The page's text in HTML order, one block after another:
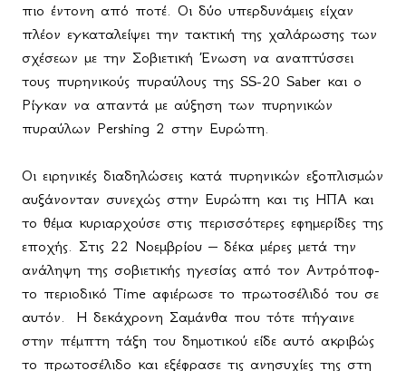
πιο έντονη από ποτέ. Οι δύο υπερδυνάμεις είχαν
πλέον εγκαταλείψει την τακτική της χαλάρωσης των
σχέσεων με την Σοβιετική Ένωση να αναπτύσσει
τους πυρηνικούς πυραύλους της SS-20 Saber και ο
Ρίγκαν να απαντά με αύξηση των πυρηνικών
πυραύλων Pershing 2 στην Ευρώπη.
Οι ειρηνικές διαδηλώσεις κατά πυρηνικών εξοπλισμών
αυξάνονταν συνεχώς στην Ευρώπη και τις ΗΠΑ και
το θέμα κυριαρχούσε στις περισσότερες εφημερίδες της
εποχής. Στις 22 Νοεμβρίου – δέκα μέρες μετά την
ανάληψη της σοβιετικής ηγεσίας από τον Αντρόποφ-
το περιοδικό Time αφιέρωσε το πρωτοσέλιδό του σε
αυτόν.
Η δεκάχρονη Σαμάνθα που τότε πήγαινε
στην πέμπτη τάξη του δημοτικού είδε αυτό ακριβώς
το πρωτοσέλιδο και εξέφρασε τις ανησυχίες της στη